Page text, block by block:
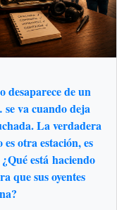
desaparece de un
va cuando deja
La verdadera
otra estación, es
está haciendo
que sus oyentes